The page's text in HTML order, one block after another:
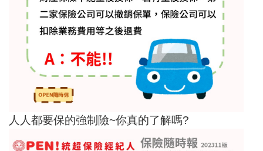
人人都要保的強制險~你真的了解嗎?